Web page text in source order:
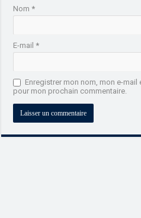
Nom*
E-mail*
Enregistrer mon nom, mon e-
pour mon prochain commentaire.